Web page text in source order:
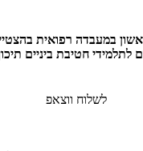
במעבדה רפואית
לתלמידי חטיבת ביניים
לשלוח ווצאפ